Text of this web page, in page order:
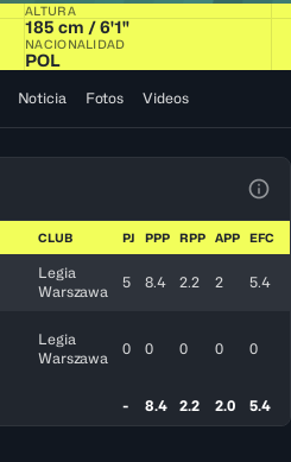
ALTURA
185 cm / 6'1"
NACIONALIDAD
POL
Noticia Fotos Videos
CLUB PJ PPP RPP APP EFC
Legia
Warszawa
5 8.4 2.2 2 5.4
Legia
Warszawa
0 0 0 0 0
- 8.4 2.2 2.0 5.4